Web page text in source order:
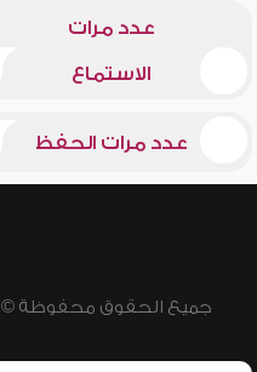
عدد مرات
الاستماع
عدد مرات الحفظ
جميع الحقوق محفوظة © 2026 - 1998 لشبكة إسلام ويب